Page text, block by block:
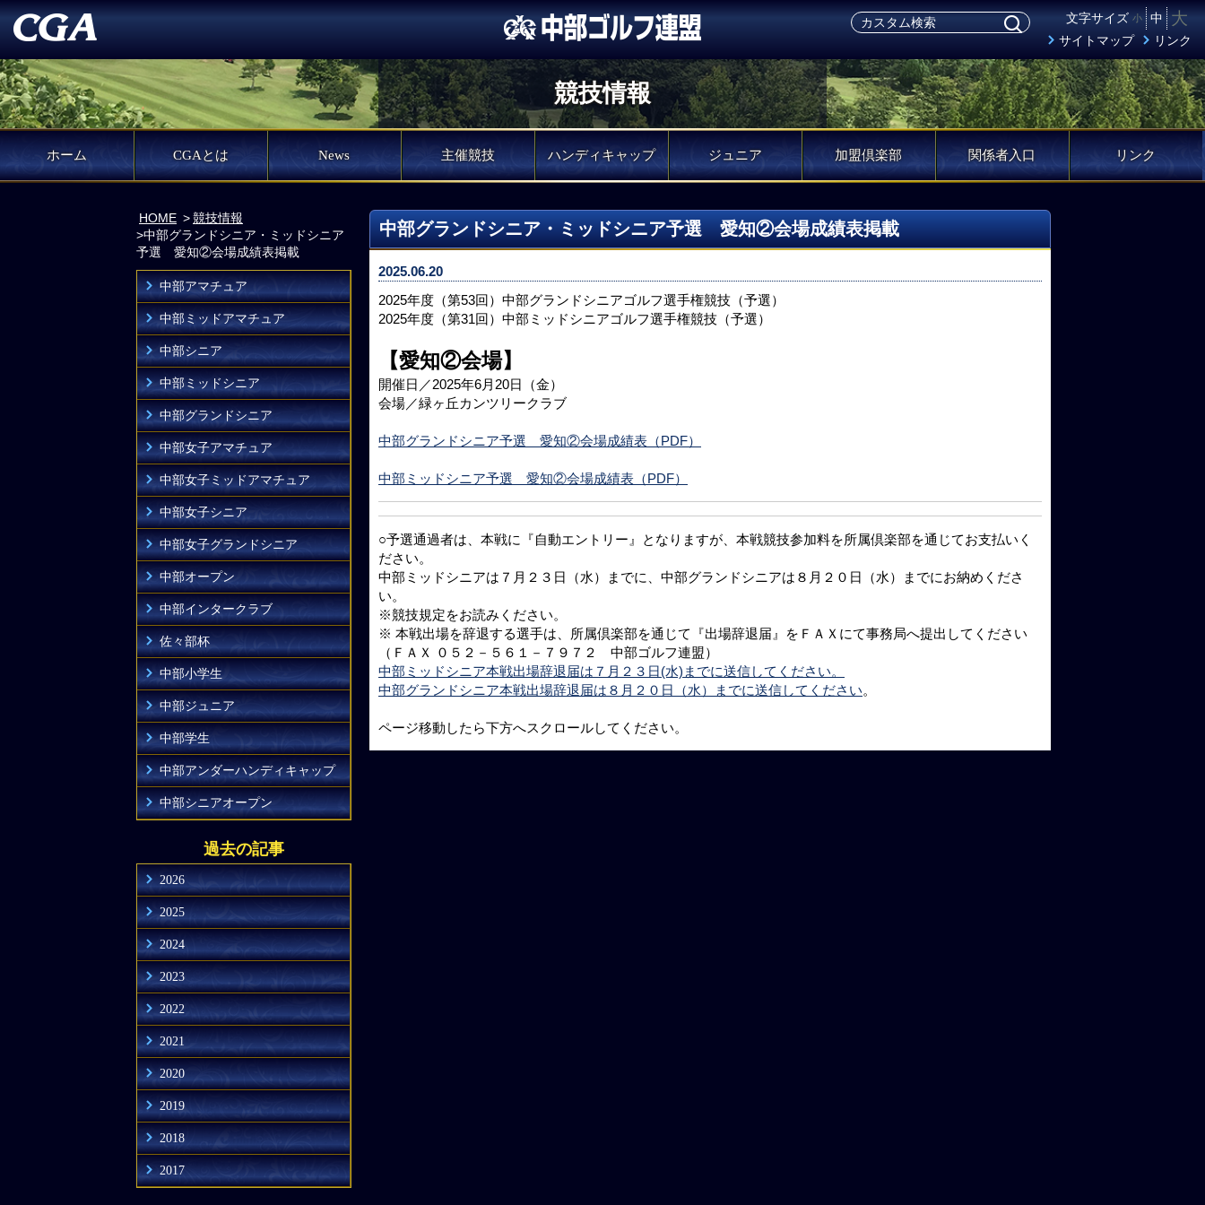
文字サイズ 小 中 大
サイトマップ リンク
競技情報
ホーム CGAとは News 主催競技 ハンディキャップ ジュニア 加盟倶楽部 関係者入口 リンク
HOME
競技情報
中部グランドシニア・ミッドシニア
予選 愛知②会場成績表掲載
中部アマチュア
中部ミッドアマチュア
中部シニア
中部ミッドシニア
中部グランドシニア
中部女子アマチュア
中部女子ミッドアマチュア
中部女子シニア
中部女子グランドシニア
中部オープン
中部インタークラブ
佐々部杯
中部小学生
中部ジュニア
中部学生
中部アンダーハンディキャップ
中部シニアオープン
過去の記事
2026
2025
2024
2023
2022
2021
2020
2019
2018
2017
中部グランドシニア・ミッドシニア予選 愛知②会場成績表掲載
2025.06.20
2025年度（第53回）中部グランドシニアゴルフ選手権競技（予選）
2025年度（第31回）中部ミッドシニアゴルフ選手権競技（予選）
【愛知②会場】
開催日／2025年6月20日（金）
会場／緑ヶ丘カンツリークラブ
中部グランドシニア予選 愛知②会場成績表（PDF）
中部ミッドシニア予選 愛知②会場成績表（PDF）
○予選通過者は、本戦に『自動エントリー』となりますが、本戦競技参加料を所属倶楽部を通じてお支払いく
ださい。
中部ミッドシニアは７月２３日（水）までに、中部グランドシニアは８月２０日（水）までにお納めくださ
い。
※競技規定をお読みください。
※ 本戦出場を辞退する選手は、所属倶楽部を通じて『出場辞退届』をＦＡＸにて事務局へ提出してください
（ＦＡＸ ０５２－５６１－７９７２ 中部ゴルフ連盟）
中部ミッドシニア本戦出場辞退届は７月２３日(水)までに送信してください。
中部グランドシニア本戦出場辞退届は８月２０日（水）までに送信してください。
ページ移動したら下方へスクロールしてください。